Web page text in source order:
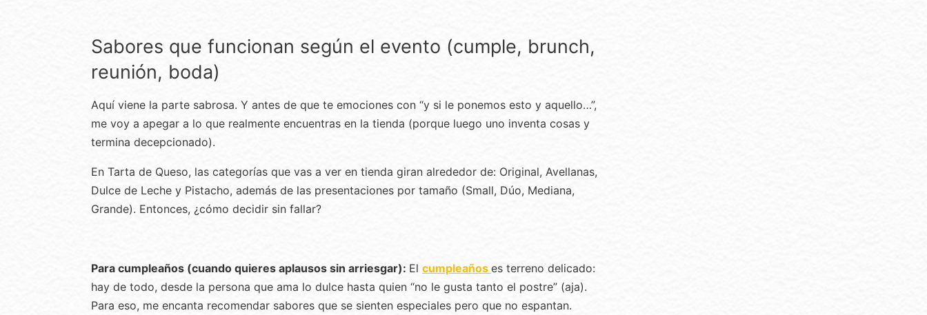
Sabores que funcionan según el evento (cumple, brunch,
reunión, boda)
Aquí viene la parte sabrosa. Y antes de que te emociones con “y si le ponemos esto y aquello…”,
me voy a apegar a lo que realmente encuentras en la tienda (porque luego uno inventa cosas y
termina decepcionado).
En Tarta de Queso, las categorías que vas a ver en tienda giran alrededor de: Original, Avellanas,
Dulce de Leche y Pistacho, además de las presentaciones por tamaño (Small, Dúo, Mediana,
Grande). Entonces, ¿cómo decidir sin fallar?
Para cumpleaños (cuando quieres aplausos sin arriesgar): El cumpleaños es terreno delicado:
hay de todo, desde la persona que ama lo dulce hasta quien “no le gusta tanto el postre” (aja).
Para eso, me encanta recomendar sabores que se sienten especiales pero que no espantan.